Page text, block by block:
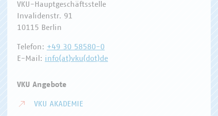
VKU-Hauptgeschäftsstelle
Invalidenstr. 91
10115 Berlin
Telefon: +49 30 58580-0
E-Mail: info(at)vku(dot)de
VKU Angebote
VKU AKADEMIE